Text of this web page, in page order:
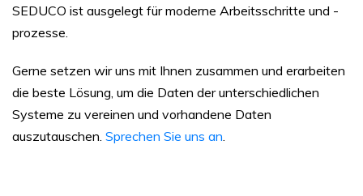
SEDUCO ist ausgelegt für moderne Arbeitsschritte und -
prozesse.
Gerne setzen wir uns mit Ihnen zusammen und erarbeiten
die beste Lösung, um die Daten der unterschiedlichen
Systeme zu vereinen und vorhandene Daten
auszutauschen. Sprechen Sie uns an.